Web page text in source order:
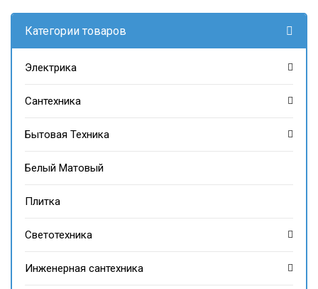
Категории товаров
Электрика
Сантехника
Бытовая Техника
Белый Матовый
Плитка
Светотехника
Инженерная сантехника